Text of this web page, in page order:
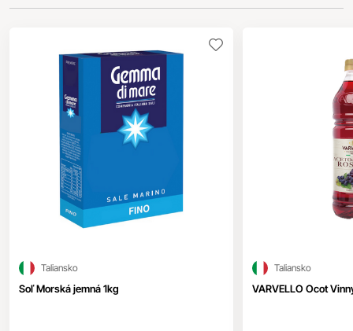
Soľ Morská jemná 1kg
Taliansko
VARVELLO Ocot
Taliansko